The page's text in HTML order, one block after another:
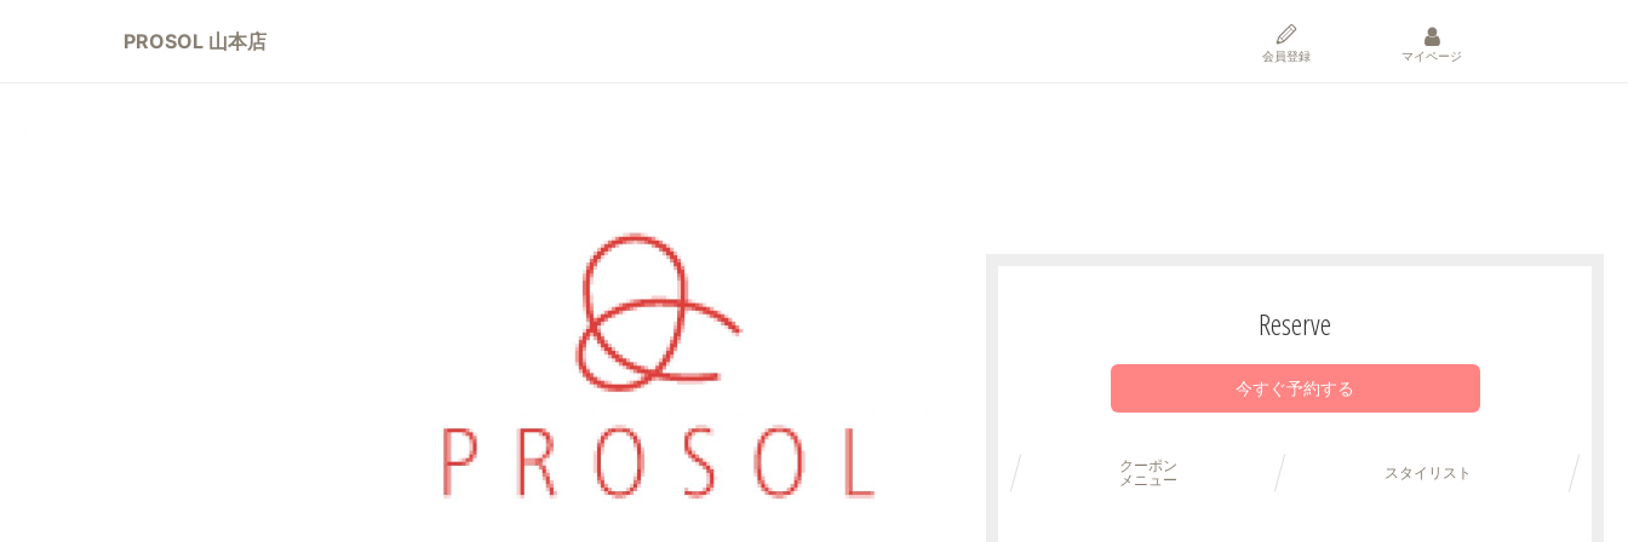
PROSOL 山本店
会員登録 マイページ
Reserve
今すぐ予約する
クーポン
メニュー
スタイリスト